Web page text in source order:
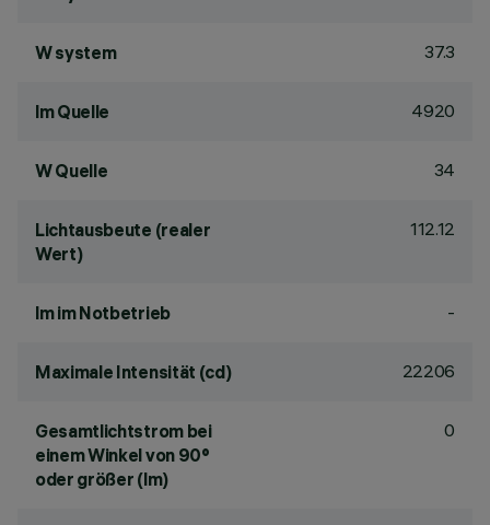
W system 37.3
lm Quelle 4920
W Quelle 34
Lichtausbeute (realer
Wert)
112.12
lm im Notbetrieb -
Maximale Intensität (cd) 22206
Gesamtlichtstrom bei
einem Winkel von 90°
oder größer (lm)
0